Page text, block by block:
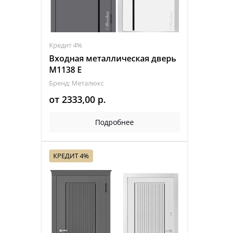
Кредит 4%
Входная металлическая дверь
М1138 Е
Бренд: Металюкс
от 2333,00 р.
Подробнее
КРЕДИТ 4%